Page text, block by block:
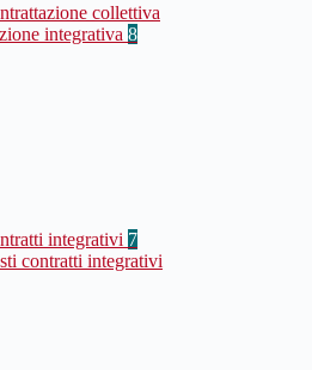
collettiva
integrativa 8
integrativi 7
contratti integrativi